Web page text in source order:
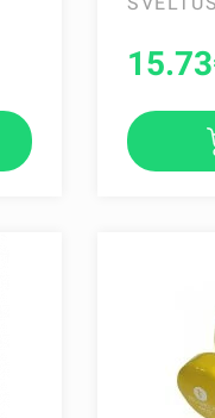
15.73